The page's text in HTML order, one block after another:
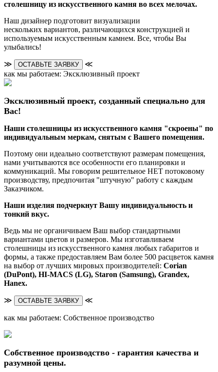
столешницу из искусственного камня во всех мелочах.
Наш дизайнер подготовит визуализации
нескольких вариантов, различающихся конструкцией и
используемым искусственным камнем. Все, чтобы Вы
улыбались!
≫ ОСТАВЬТЕ ЗАЯВКУ
≪
как мы работаем: Эксклюзивный проект
Эксклюзивный проект, созданный специально для
Вас!
Наши столешницы из искусственного камня "скроены" по
индивидуальным меркам, снятым с Вашего помещения.
Поэтому они идеально соответствуют размерам помещения,
нами учитываются все особенности его планировки и
коммуникаций. Мы говорим решительное НЕТ потоковому
производству, предпочитая "штучную" работу с каждым
Заказчиком.
Наши изделия подчеркнут Вашу индивидуальность и
тонкий вкус.
Ведь мы не органичиваем Ваш выбор стандартными
вариантами цветов и размеров. Мы изготавливаем
столешницы из искусственного камня любых габаритов и
формы, а также предоставляем Вам более 500 расцветок камня
на выбор от лучших мировых производителей: Corian
(DuPont), HI-MACS (LG), Staron (Samsung), Grandex,
Hanex.
≫ ОСТАВЬТЕ ЗАЯВКУ ≪
как мы работаем: Собственное производство
Собственное производство - гарантия качества и
разумной цены.